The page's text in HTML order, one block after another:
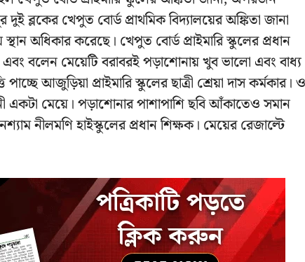
ব্লকের খেপুত বোর্ড প্রাথমিক বিদ্যালয়ের অঙ্কিতা জানা
অধিকার করেছে। খেপুত বোর্ড প্রাইমারি স্কুলের প্রধান
বলেন মেয়েটি বরাবরই পড়াশোনায় খুব ভালো এবং
আজুড়িয়া প্রাইমারি স্কুলের ছাত্রী শ্রেয়া দাস কর্মকার।
একটা মেয়ে। পড়াশোনার পাশাপাশি ছবি আঁকাতেও সমান
নীলমণি হাইস্কুলের প্রধান শিক্ষক। মেয়ের রেজাল্টে